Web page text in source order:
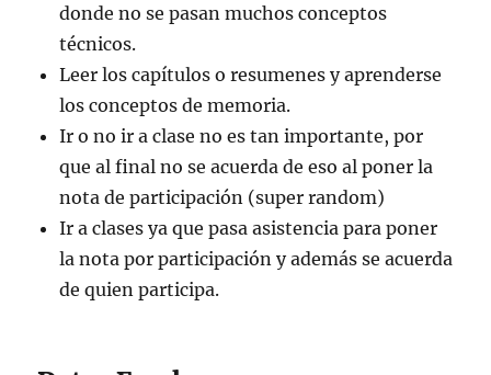
donde no se pasan muchos conceptos
técnicos.
Leer los capítulos o resumenes y aprenderse
los conceptos de memoria.
Ir o no ir a clase no es tan importante, por
que al final no se acuerda de eso al poner la
nota de participación (super random)
Ir a clases ya que pasa asistencia para poner
la nota por participación y además se acuerda
de quien participa.